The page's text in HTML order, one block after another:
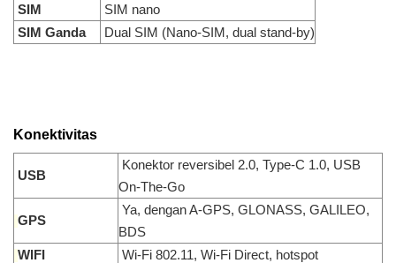
SIM
SIM nano
SIM Ganda
Dual SIM (Nano-SIM, dual stand-by)
Konektivitas
USB
Konektor reversibel 2.0, Type-C 1.0, USB
On-The-Go
GPS
Ya, dengan A-GPS, GLONASS, GALILEO,
BDS
WIFI
Wi-Fi 802.11, Wi-Fi Direct, hotspot